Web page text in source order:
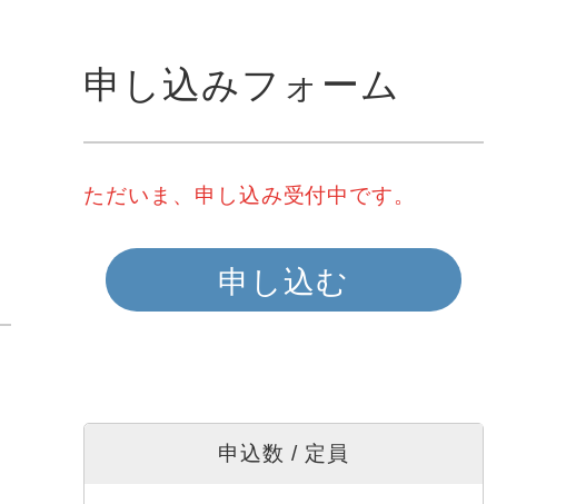
申し込みフォーム
ただいま、申し込み受付中です。
申し込む
申込数 / 定員